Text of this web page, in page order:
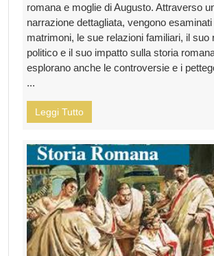
romana e moglie di Augusto. Attraverso
narrazione dettagliata, vengono
matrimoni, le sue relazioni familiari, il suo
politico e il suo impatto sulla storia
esplorano anche le controversie e i
...
Leggi Tutto